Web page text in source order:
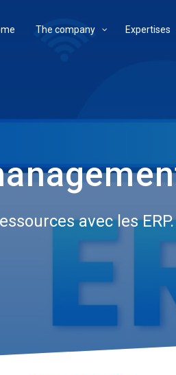
The company Expertises
avec les ERP.